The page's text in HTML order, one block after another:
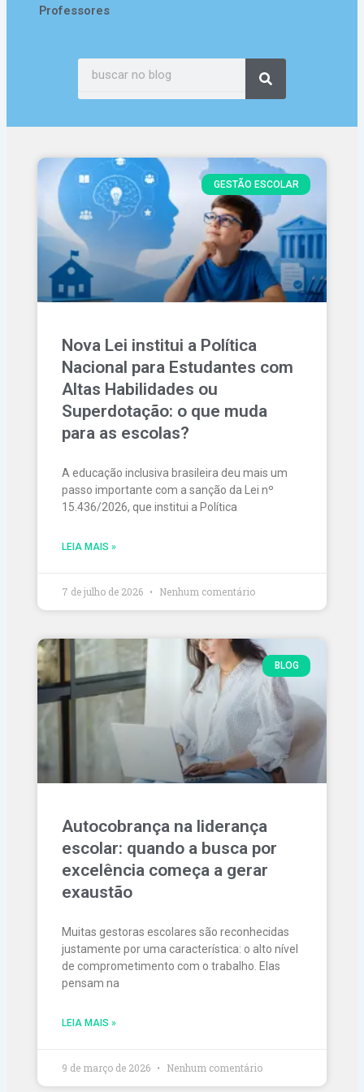
Professores
GESTÃO ESCOLAR
Nova Lei institui a Política
Nacional para Estudantes com
Altas Habilidades ou
Superdotação: o que muda
para as escolas?
A educação inclusiva brasileira deu mais um
passo importante com a sanção da Lei nº
15.436/2026, que institui a Política
LEIA MAIS »
7 de julho de 2026 Nenhum comentário
BLOG
Autocobrança na liderança
escolar: quando a busca por
excelência começa a gerar
exaustão
Muitas gestoras escolares são reconhecidas
justamente por uma característica: o alto nível
de comprometimento com o trabalho. Elas
pensam na
LEIA MAIS »
9 de março de 2026 Nenhum comentário